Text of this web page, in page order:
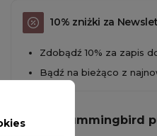
10% zniżki za
Zdobądź 10% za zapis
Bądź na bieżąco z
copy of Hummingbird